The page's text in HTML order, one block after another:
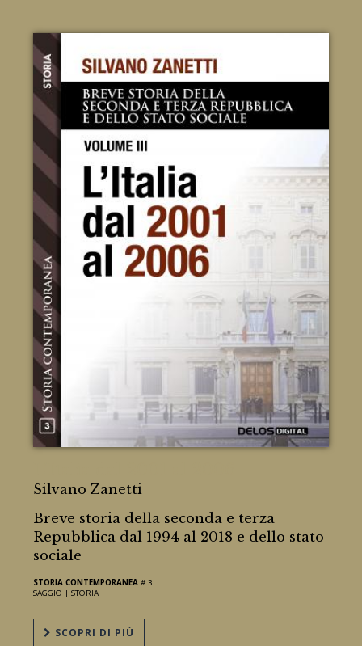
Silvano Zanetti
Breve storia della seconda e terza
Repubblica dal 1994 al 2018 e dello stato
sociale
STORIA CONTEMPORANEA # 3
SAGGIO |STORIA
SCOPRI DI PIÙ